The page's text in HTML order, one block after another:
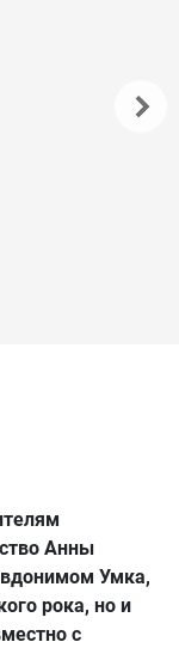
Анны
Умка,
рока, но и
с